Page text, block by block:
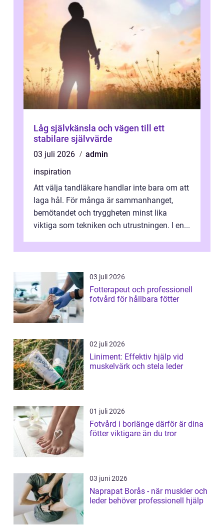
Låg självkänsla och vägen till ett
stabilare självvärde
03 juli 2026
admin
inspiration
Att välja tandläkare handlar inte bara om att
laga hål. För många är sammanhanget,
bemötandet och tryggheten minst lika
viktiga som tekniken och utrustningen. I en...
03 juli 2026
Fotterapeut och professionell
fotvård för hållbara fötter
02 juli 2026
Liniment: Effektiv hjälp vid
muskelvärk och stela leder
01 juli 2026
Fotvård i borlänge därför är dina
fötter viktigare än du tror
03 juni 2026
Naprapat Borås - när muskler och
leder behöver professionell hjälp